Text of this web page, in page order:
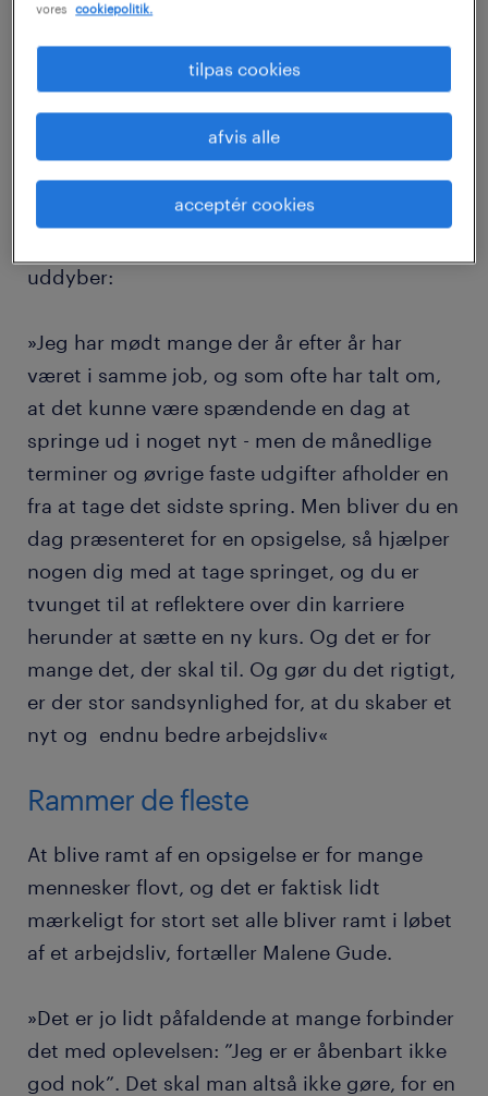
måske vise sig at den forbandede og
uretfærdige opsigelse bliver en stor gevinst.
»Det lyder nok mærkeligt, men for rigtig
mange kan en opsigelse faktisk vise sig at
være ganske udbytterig, når bølgerne har
lagt sig, og det hele er kommet lidt på
uddyber:
»Jeg har mødt mange der år efter år har
været i samme job, og som ofte har talt om,
at det kunne være spændende en dag at
springe ud i noget nyt - men de månedlige
terminer og øvrige faste udgifter afholder en
fra at tage det sidste spring. Men bliver du en
dag præsenteret for en opsigelse, så hjælper
nogen dig med at tage springet, og du er
tvunget til at reflektere over din karriere
herunder at sætte en ny kurs. Og det er for
mange det, der skal til. Og gør du det rigtigt,
er der stor sandsynlighed for, at du skaber et
nyt og endnu bedre arbejdsliv«
Rammer de fleste
At blive ramt af en opsigelse er for mange
mennesker flovt, og det er faktisk lidt
mærkeligt for stort set alle bliver ramt i løbet
af et arbejdsliv, fortæller Malene Gude.
»Det er jo lidt påfaldende at mange forbinder
det med oplevelsen: ”Jeg er er åbenbart ikke
god nok”. Det skal man altså ikke gøre, for en
vores
cookiepolitik.
tilpas cookies
afvis alle
acceptér cookies